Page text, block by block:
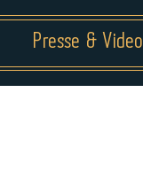
Presse & Video